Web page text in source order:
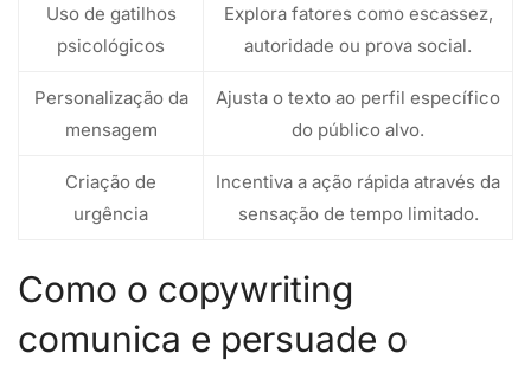
Uso de gatilhos
psicológicos
Explora fatores como escassez,
autoridade ou prova social.
Personalização da
mensagem
Ajusta o texto ao perfil específico
do público alvo.
Criação de
urgência
Incentiva a ação rápida através da
sensação de tempo limitado.
Como o copywriting
comunica e persuade o